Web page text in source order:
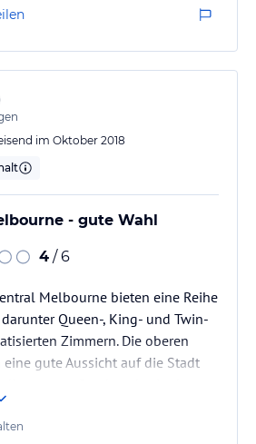
im Oktober 2018
- gute Wahl
4 / 6
Melbourne bieten eine Reihe
Queen-, King- und Twin-
Zimmern. Die oberen
gute Aussicht auf die Stadt